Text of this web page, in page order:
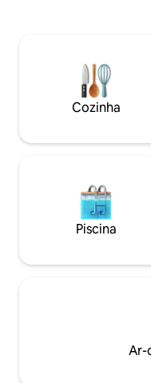
Cozinha
Piscina
Ar-